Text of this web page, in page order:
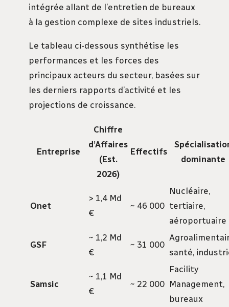
intégrée allant de l’entretien de bureaux
à la gestion complexe de sites industriels.
Le tableau ci-dessous synthétise les
performances et les forces des
principaux acteurs du secteur, basées sur
les derniers rapports d’activité et les
projections de croissance.
Entreprise
Chiffre
d’Affaires
(Est.
2026)
Effectifs
dominante
Onet
> 1,4 Md
€
~ 46 000
Nucléaire,
tertiaire,
aéroportuaire
GSF
~ 1,2 Md
€
~ 31 000
santé,
Samsic
~ 1,1 Md
€
~ 22 000
Facility
Management,
bureaux